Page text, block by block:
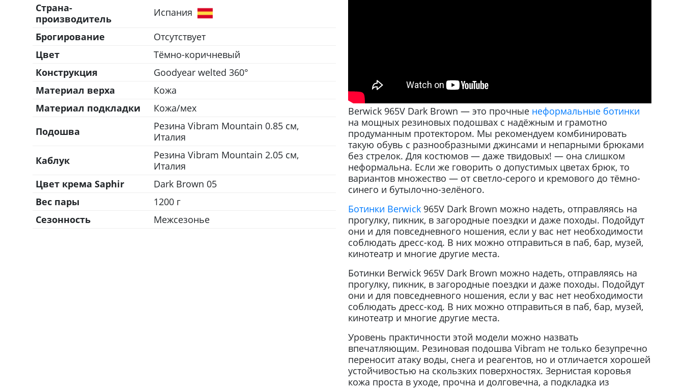
Страна-
производитель
Испания
Брогирование
Отсутствует
Цвет
Тёмно-коричневый
Конструкция
Goodyear welted 360°
Материал верха
Кожа
Материал подкладки
Кожа/мех
Подошва
Резина Vibram Mountain 0.85 см,
Италия
Каблук
Резина Vibram Mountain 2.05 см,
Италия
Цвет крема Saphir
Dark Brown 05
Вес пары
1200 г
Сезонность
Межсезонье
Berwick 965V Dark Brown — это прочные неформальные ботинки
на мощных резиновых подошвах с надёжным и грамотно
продуманным протектором. Мы рекомендуем комбинировать
такую обувь с разнообразными джинсами и непарными брюками
без стрелок. Для костюмов — даже твидовых! — она слишком
неформальна. Если же говорить о допустимых цветах брюк, то
вариантов множество — от светло-серого и кремового до тёмно-
синего и бутылочно-зелёного.
Ботинки Berwick 965V Dark Brown можно надеть, отправляясь на
прогулку, пикник, в загородные поездки и даже походы. Подойдут
они и для повседневного ношения, если у вас нет необходимости
соблюдать дресс-код. В них можно отправиться в паб, бар, музей,
кинотеатр и многие другие места.
Ботинки Berwick 965V Dark Brown можно надеть, отправляясь на
прогулку, пикник, в загородные поездки и даже походы. Подойдут
они и для повседневного ношения, если у вас нет необходимости
соблюдать дресс-код. В них можно отправиться в паб, бар, музей,
кинотеатр и многие другие места.
Уровень практичности этой модели можно назвать
впечатляющим. Резиновая подошва Vibram не только безупречно
переносит атаку воды, снега и реагентов, но и отличается хорошей
устойчивостью на скользких поверхностях. Зернистая коровья
кожа проста в уходе, прочна и долговечна, а подкладка из